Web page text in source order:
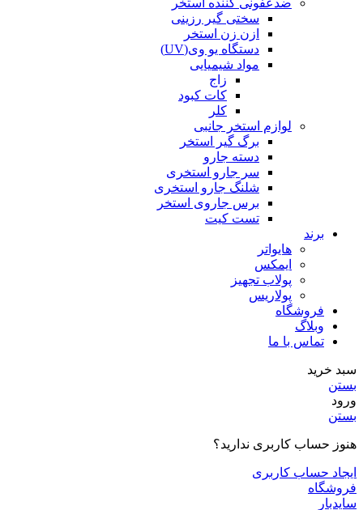
ضدعفونی کننده استخر
سختی گیر رزینی
ازن زن استخر
دستگاه یو وی(UV)
مواد شیمیایی
زاج
کات کبود
کلر
لوازم استخر جانبی
برگ گیر استخر
دسته جارو
سر جارو استخری
شلنگ جارو استخری
برس جاروی استخر
تست کیت
برند
هایواتر
ایمکس
پولاب تجهیز
پولاریس
فروشگاه
وبلاگ
تماس با ما
سبد خرید
بستن
ورود
بستن
هنوز حساب کاربری ندارید؟
ایجاد حساب کاربری
فروشگاه
سایدبار